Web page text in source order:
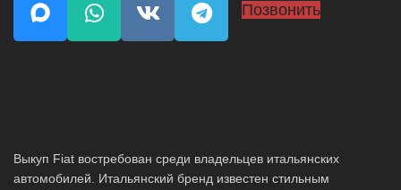
Позвонить
Выкуп Fiat востребован среди владельцев итальянских
автомобилей. Итальянский бренд известен стильным